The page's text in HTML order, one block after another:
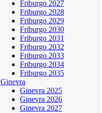
Friburgo 2027
Friburgo 2028
Friburgo 2029
Friburgo 2030
Friburgo 2031
Friburgo 2032
Friburgo 2033
Friburgo 2034
Friburgo 2035
Ginevra
Ginevra 2025
Ginevra 2026
Ginevra 2027